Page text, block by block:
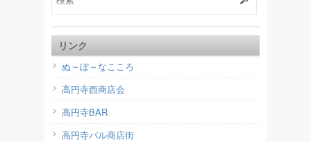
リンク
ぬ～ぼ～なこころ
高円寺西商店会
高円寺BAR
高円寺パル商店街